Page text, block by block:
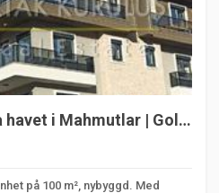
havet i Mahmutlar | Gold
på 100 m², nybyggd. Med